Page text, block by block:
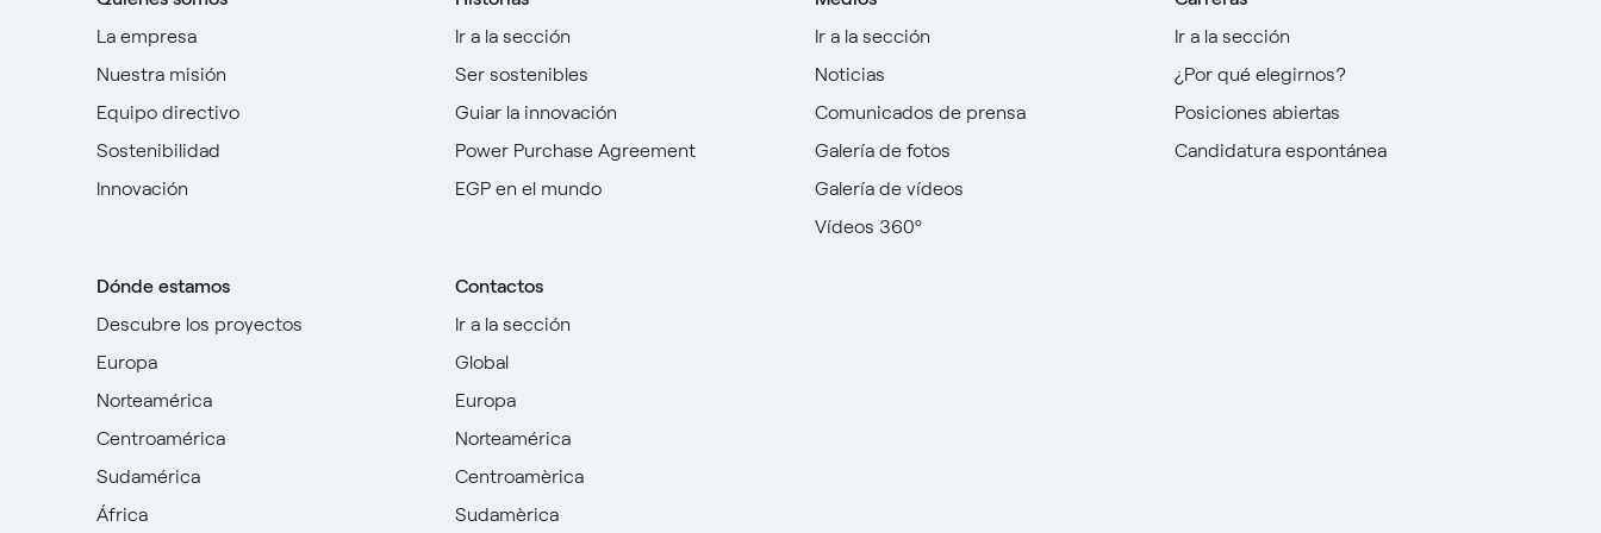
La empresa
Nuestra misión
Equipo directivo
Sostenibilidad
Innovación
Dónde estamos
Descubre los proyectos
Europa
Norteamérica
Centroamérica
Sudamérica
África
Ir a la sección
Ser sostenibles
Guiar la innovación
Power Purchase Agreement
EGP en el mundo
Contactos
Ir a la sección
Global
Europa
Norteamérica
Centroamèrica
Sudamèrica
Ir a la sección
Noticias
Comunicados de prensa
Galería de fotos
Galería de vídeos
Vídeos 360º
Ir a la sección
¿Por qué elegirnos?
Posiciones abiertas
Candidatura espontánea